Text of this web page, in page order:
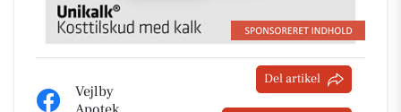
Vejlby
Del artikel